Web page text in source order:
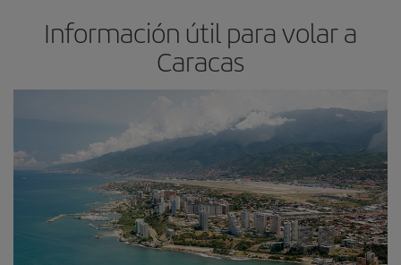
Información útil para volar a
Caracas